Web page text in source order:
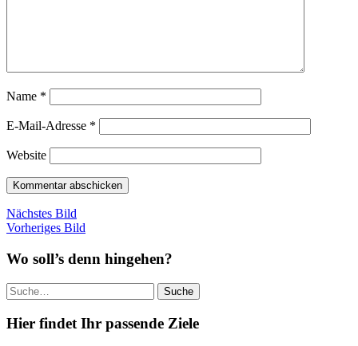
Name *
E-Mail-Adresse *
Website
Nächstes Bild
Vorheriges Bild
Wo soll’s denn hingehen?
Suche
Hier findet Ihr passende Ziele